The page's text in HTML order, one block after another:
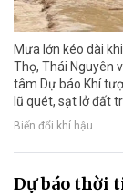
Mưa lớn kéo dài
Thọ, Thái Nguyên
tâm Dự báo Khí
lũ quét, sạt lở đất
Biến đổi khí hậu
Dự báo thời